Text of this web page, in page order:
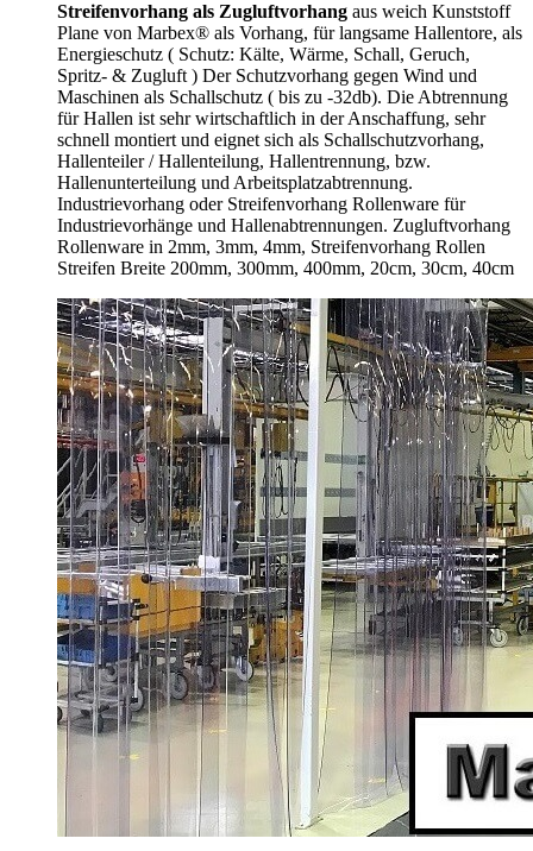
Streifenvorhang als Zugluftvorhang aus weich Kunststoff
Plane von Marbex® als Vorhang, für langsame Hallentore, als
Energieschutz ( Schutz: Kälte, Wärme, Schall, Geruch,
Spritz- & Zugluft ) Der Schutzvorhang gegen Wind und
Maschinen als Schallschutz ( bis zu -32db). Die Abtrennung
für Hallen ist sehr wirtschaftlich in der Anschaffung, sehr
schnell montiert und eignet sich als Schallschutzvorhang,
Hallenteiler /Hallenteilung, Hallentrennung, bzw.
Hallenunterteilung und Arbeitsplatzabtrennung.
Industrievorhang oder Streifenvorhang Rollenware für
Industrievorhänge und Hallenabtrennungen. Zugluftvorhang
Rollenware in 2mm, 3mm, 4mm, Streifenvorhang Rollen
Streifen Breite 200mm, 300mm, 400mm, 20cm, 30cm, 40cm